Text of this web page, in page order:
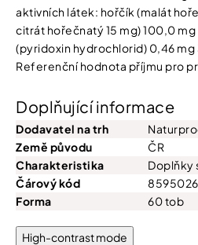
aktivních látek: hořčík (malát
citrát hořečnatý 15 mg) 100,0 mg
(pyridoxin hydrochlorid) 0,46 mg
Referenční hodnota příjmu pro
Doplňující informace
Dodavatel na trh
Země původu
ČR
Charakteristika
Doplňky
Čárový kód
Forma
60 tob
High-contrast mode